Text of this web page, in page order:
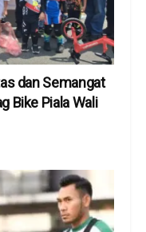
dan Semangat
Bike Piala Wali